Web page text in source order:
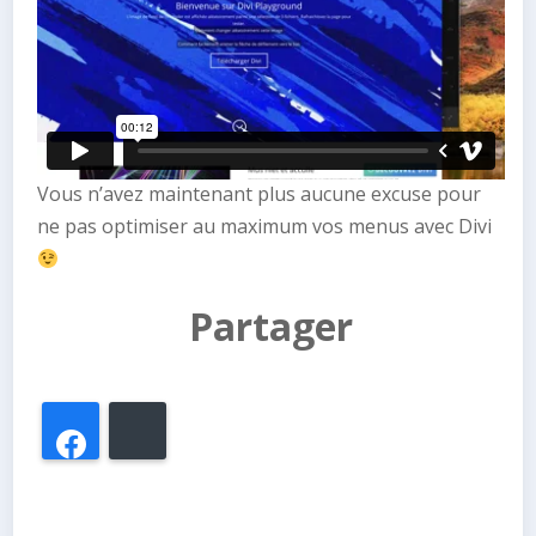
Vous n’avez maintenant plus aucune excuse pour
ne pas optimiser au maximum vos menus avec Divi
Partager